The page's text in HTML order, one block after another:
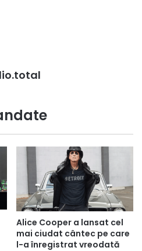
Alice Cooper a lansat cel
mai ciudat cântec pe care
l-a înregistrat vreodată